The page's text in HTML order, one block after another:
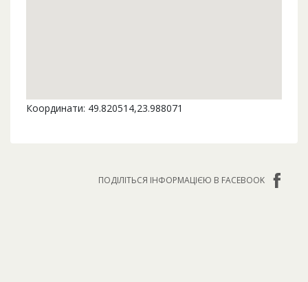
Координати: 49.820514,23.988071
ПОДІЛІТЬСЯ ІНФОРМАЦІЄЮ В FACEBOOK